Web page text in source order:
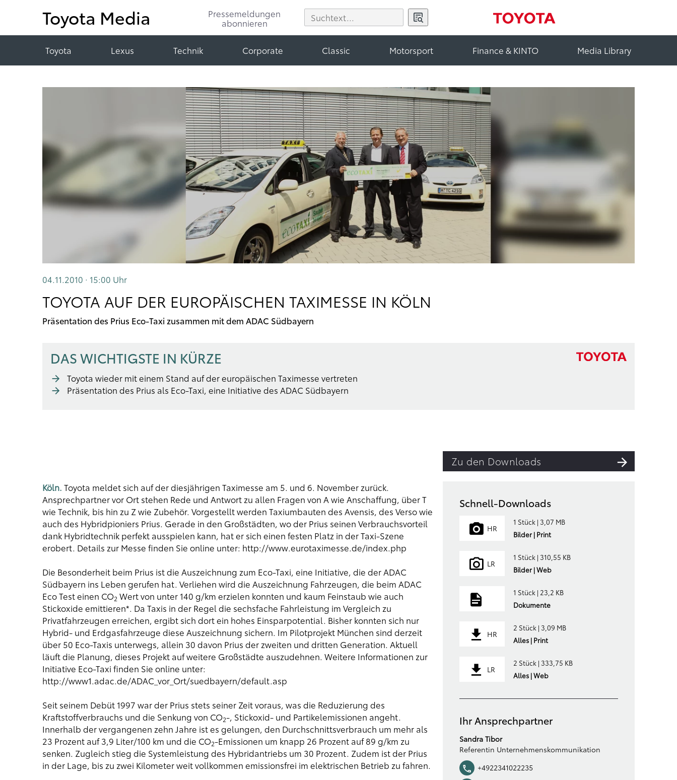
Toyota Media
Pressemeldungen
abonnieren
Toyota Lexus Technik Corporate Classic Motorsport Finance & KINTO Media Library
04.11.2010 · 15:00 Uhr
TOYOTA AUF DER EUROPÄISCHEN TAXIMESSE IN KÖLN
Präsentation des Prius Eco-Taxi zusammen mit dem ADAC Südbayern
DAS WICHTIGSTE IN KÜRZE
Toyota wieder mit einem Stand auf der europäischen Taximesse vertreten
Präsentation des Prius als Eco-Taxi, eine Initiative des ADAC Südbayern
Zu den Downloads
Köln. Toyota meldet sich auf der diesjährigen Taximesse am 5. und 6. November zurück.
Ansprechpartner vor Ort stehen Rede und Antwort zu allen Fragen von A wie Anschaffung, über T
wie Technik, bis hin zu Z wie Zubehör. Vorgestellt werden Taxiumbauten des Avensis, des Verso wie
auch des Hybridpioniers Prius. Gerade in den Großstädten, wo der Prius seinen Verbrauchsvorteil
dank Hybridtechnik perfekt ausspielen kann, hat er sich einen festen Platz in der Taxi-Szene
erobert. Details zur Messe finden Sie online unter: http://www.eurotaximesse.de/index.php
Die Besonderheit beim Prius ist die Auszeichnung zum Eco-Taxi, eine Initiative, die der ADAC
Südbayern ins Leben gerufen hat. Verliehen wird die Auszeichnung Fahrzeugen, die beim ADAC
Eco Test einen CO2 Wert von unter 140 g/km erzielen konnten und kaum Feinstaub wie auch
Stickoxide emittieren*. Da Taxis in der Regel die sechsfache Fahrleistung im Vergleich zu
Privatfahrzeugen erreichen, ergibt sich dort ein hohes Einsparpotential. Bisher konnten sich nur
Hybrid- und Erdgasfahrzeuge diese Auszeichnung sichern. Im Pilotprojekt München sind derzeit
über 50 Eco-Taxis unterwegs, allein 30 davon Prius der zweiten und dritten Generation. Aktuell
läuft die Planung, dieses Projekt auf weitere Großstädte auszudehnen. Weitere Informationen zur
Initiative Eco-Taxi finden Sie online unter:
http://www1.adac.de/ADAC_vor_Ort/suedbayern/default.asp
Seit seinem Debüt 1997 war der Prius stets seiner Zeit voraus, was die Reduzierung des
Kraftstoffverbrauchs und die Senkung von CO2-, Stickoxid- und Partikelemissionen angeht.
Innerhalb der vergangenen zehn Jahre ist es gelungen, den Durchschnittsverbrauch um mehr als
23 Prozent auf 3,9 Liter/100 km und die CO2-Emissionen um knapp 26 Prozent auf 89 g/km zu
senken. Zugleich stieg die Systemleistung des Hybridantriebs um 30 Prozent. Zudem ist der Prius
in der Lage, bis zu zwei Kilometer weit vollkommen emissionsfrei im elektrischen Betrieb zu fahren.
Schnell-Downloads
HR
1 Stück | 3,07 MB
Bilder | Print
LR
1 Stück | 310,55 KB
Bilder | Web
1 Stück | 23,2 KB
Dokumente
HR
2 Stück | 3,09 MB
Alles | Print
LR
2 Stück | 333,75 KB
Alles | Web
Ihr Ansprechpartner
Sandra Tibor
Referentin Unternehmenskommunikation
+4922341022235